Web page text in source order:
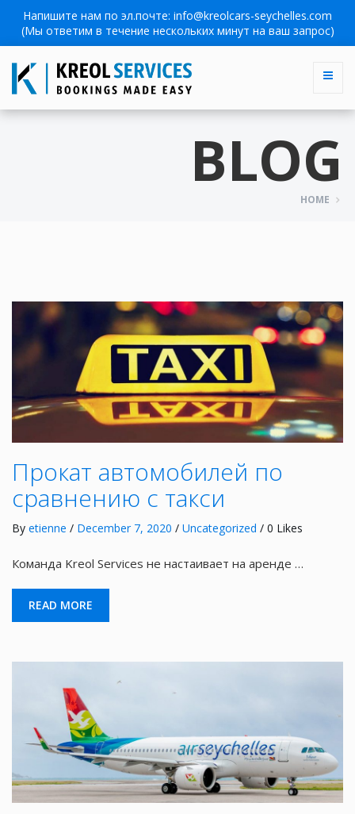
Напишите нам по эл.почте: info@kreolcars-seychelles.com
(Мы ответим в течение нескольких минут на ваш запрос)
BLOG
HOME
Прокат автомобилей по
сравнению с такси
By etienne / December 7, 2020 / Uncategorized / 0 Likes
Команда Kreol Services не настаивает на аренде …
READ MORE